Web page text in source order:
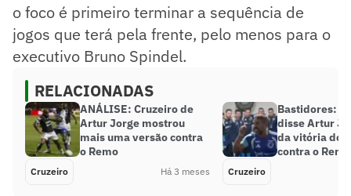
o foco é primeiro terminar a sequência de
jogos que terá pela frente, pelo menos para o
executivo Bruno Spindel.
RELACIONADAS
ANÁLISE: Cruzeiro de
Artur Jorge mostrou
mais uma versão contra
o Remo
Cruzeiro Há 3 meses
Bastidores:
disse Artur
da vitória do
contra o Remo
Cruzeiro